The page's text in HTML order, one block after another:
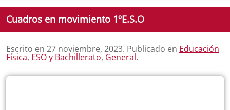
Cuadros en movimiento 1ºE.S.O
Escrito en 27 noviembre, 2023. Publicado en Educación
Física, ESO y Bachillerato, General.